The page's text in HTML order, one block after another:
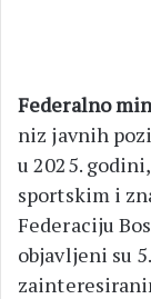
Federalno
niz javnih
u 2025.
sportskim i
Federaciju
objavljeni su